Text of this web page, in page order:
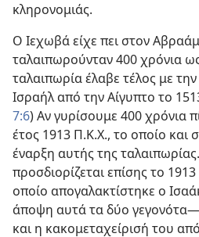
κληρονομιάς.
Ο Ιεχωβά είχε πει στον
ταλαιπωρούνταν 400 χρόνια
ταλαιπωρία έλαβε τέλος με
Ισραήλ από την Αίγυπτο το
7:6) Αν γυρίσουμε 400 χρόνια
έτος 1913 Π.Κ.Χ., το οποίο και
έναρξη αυτής της
προσδιορίζεται επίσης το
οποίο απογαλακτίστηκε ο
άποψη αυτά τα δύο
και η κακομεταχείρισή του